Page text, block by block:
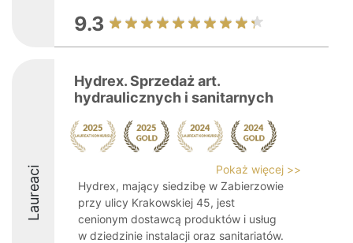
9.3
Laureaci
Hydrex. Sprzedaż art.
hydraulicznych i sanitarnych
Pokaż więcej >>
Hydrex, mający siedzibę w Zabierzowie
przy ulicy Krakowskiej 45, jest
cenionym dostawcą produktów i usług
w dziedzinie instalacji oraz sanitariatów.